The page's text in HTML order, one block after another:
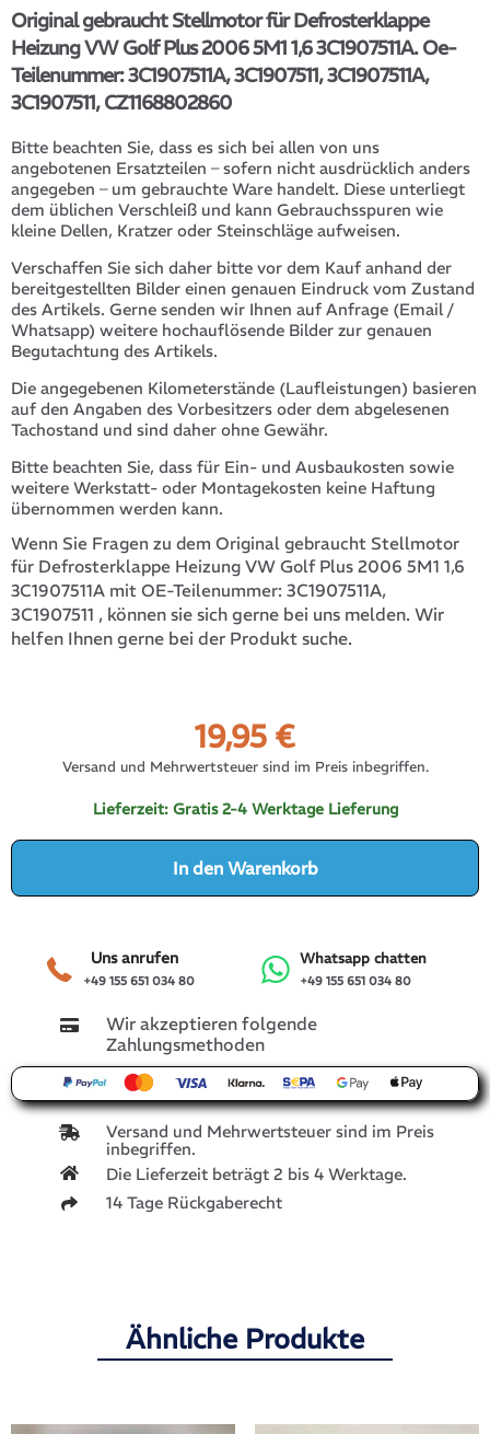
Original gebraucht Stellmotor für Defrosterklappe
Heizung VW Golf Plus 2006 5M1 1,6 3C1907511A. Oe-
Teilenummer: 3C1907511A, 3C1907511, 3C1907511A,
3C1907511, CZ1168802860
Bitte beachten Sie, dass es sich bei allen von uns
angebotenen Ersatzteilen – sofern nicht ausdrücklich anders
angegeben – um gebrauchte Ware handelt. Diese unterliegt
dem üblichen Verschleiß und kann Gebrauchsspuren wie
kleine Dellen, Kratzer oder Steinschläge aufweisen.
Verschaffen Sie sich daher bitte vor dem Kauf anhand der
bereitgestellten Bilder einen genauen Eindruck vom Zustand
des Artikels. Gerne senden wir Ihnen auf Anfrage (Email /
Whatsapp) weitere hochauflösende Bilder zur genauen
Begutachtung des Artikels.
Die angegebenen Kilometerstände (Laufleistungen) basieren
auf den Angaben des Vorbesitzers oder dem abgelesenen
Tachostand und sind daher ohne Gewähr.
Bitte beachten Sie, dass für Ein- und Ausbaukosten sowie
weitere Werkstatt- oder Montagekosten keine Haftung
übernommen werden kann.
Wenn Sie Fragen zu dem Original gebraucht Stellmotor
für Defrosterklappe Heizung VW Golf Plus 2006 5M1 1,6
3C1907511A mit OE-Teilenummer: 3C1907511A,
3C1907511 , können sie sich gerne bei uns melden. Wir
helfen Ihnen gerne bei der Produkt suche.
19,95 €
Versand und Mehrwertsteuer sind im Preis inbegriffen.
Lieferzeit: Gratis 2-4 Werktage Lieferung
In den Warenkorb
+49 155 651 034 80
Uns anrufen
+49 155 651 034 80
Whatsapp chatten
Wir akzeptieren folgende
Zahlungsmethoden
Versand und Mehrwertsteuer sind im Preis
inbegriffen.
Die Lieferzeit beträgt 2 bis 4 Werktage.
14 Tage Rückgaberecht
Ähnliche Produkte